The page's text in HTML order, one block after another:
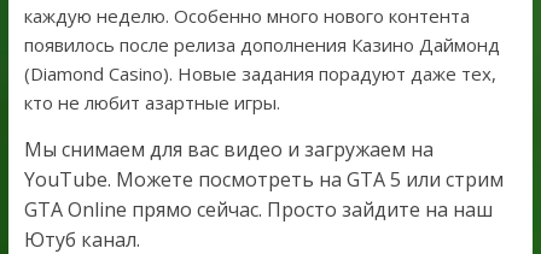
каждую неделю. Особенно много нового контента
появилось после релиза дополнения Казино Даймонд
(Diamond Casino). Новые задания порадуют даже тех,
кто не любит азартные игры.
Мы снимаем для вас видео и загружаем на
YouTube. Можете посмотреть на GTA 5 или стрим
GTA Online прямо сейчас. Просто зайдите на наш
Ютуб канал.